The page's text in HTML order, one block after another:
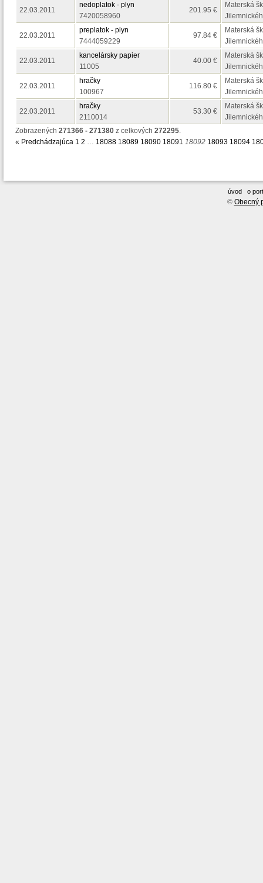
22.03.2011
nedoplatok - plyn
7420058960
201.95 €
Materská
22.03.2011
preplatok - plyn
7444059229
97.84 €
Materská
22.03.2011
kancelársky papier
11005
40.00 €
Materská
22.03.2011
hračky
100967
116.80 €
Materská
22.03.2011
hračky
2110014
53.30 €
Materská
Zobrazených 271366 - 271380 z celkových 272295.
« Predchádzajúca 1 2 … 18088 18089 18090 18091 18092 18093 18094
úvod o
© Obecný